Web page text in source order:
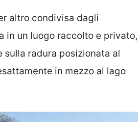
altro condivisa dagli
in un luogo raccolto e privato,
sulla radura posizionata al
in mezzo al lago